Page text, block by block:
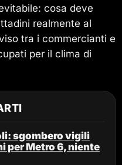
cosa deve
realmente al
tra i commercianti e
per il clima di
sgombero vigili
per Metro 6, niente